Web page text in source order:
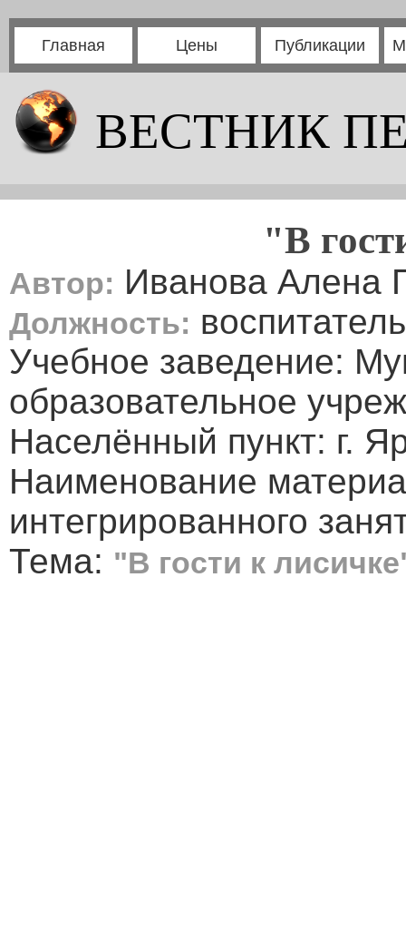
Главная Цены Публикации
ВЕСТНИК
"В
Автор: Иванова Алена
Должность: воспитатель
Учебное заведение:
образовательное
Населённый пункт: г.
Наименование
интегрированного
Тема: "В гости к